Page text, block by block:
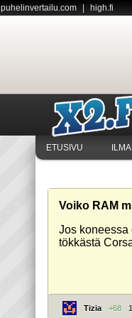
puhelinvertailu.com high.fi
ETUSIVU
Voiko RAM
Jos
tökkästä
Tizia +68